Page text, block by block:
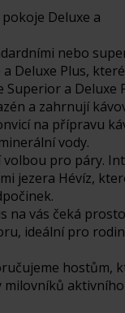
Deluxe a
nebo
Deluxe Plus,
Superior a Deluxe
a zahrnují
na přípravu
vody.
volbou pro páry.
jezera Hévíz,
na vás čeká
ideální pro
hostům,
milovníků